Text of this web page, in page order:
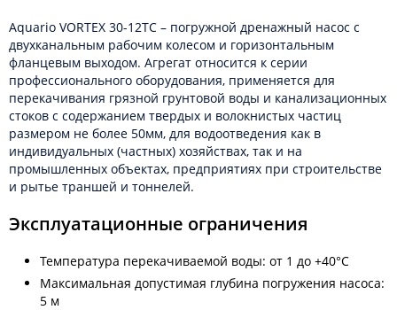
Aquario VORTEX 30-12TC – погружной дренажный насос с
двухканальным рабочим колесом и горизонтальным
фланцевым выходом. Агрегат относится к серии
профессионального оборудования, применяется для
перекачивания грязной грунтовой воды и канализационных
стоков с содержанием твердых и волокнистых частиц
размером не более 50мм, для водоотведения как в
индивидуальных (частных) хозяйствах, так и на
промышленных объектах, предприятиях при строительстве
и рытье траншей и тоннелей.
Эксплуатационные ограничения
Температура перекачиваемой воды: от 1 до +40°С
Максимальная допустимая глубина погружения насоса:
5 м